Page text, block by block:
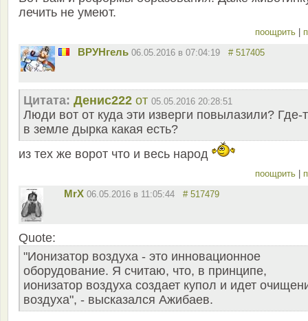
лечить не умеют.
поощрить
ВРУНгель 06.05.2016 в 07:04:19 # 517405
Цитата: Денис222 от 05.05.2016 20:28:51
Люди вот от куда эти изверги повылазили? Где-
в земле дырка какая есть?
из тех же ворот что и весь народ
поощрить
MrX 06.05.2016 в 11:05:44 # 517479
Quote:
"Ионизатор воздуха - это инновационное
оборудование. Я считаю, что, в принципе,
ионизатор воздуха создает купол и идет
воздуха", - высказался Ажибаев.